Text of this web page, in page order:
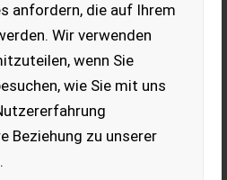
anfordern, die auf Ihrem
Wir verwenden
wenn Sie
wie Sie mit uns
Beziehung zu unserer
New Holland T5.90
Utility Dual Command
T5.90 HI -LO
Lagermaschine
NEW HOLLAND T5.90 HI-LO -
FPT F5C 3,6l